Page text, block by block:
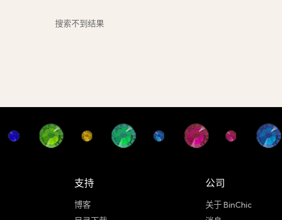
搜索不到结果
支持
博客
公司
关于 BinChic